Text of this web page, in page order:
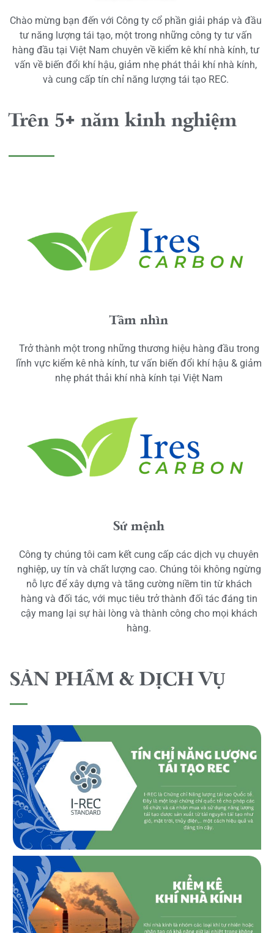
Chào mừng bạn đến với Công ty cổ phần giải pháp và đầu
tư năng lượng tái tạo, một trong những công ty tư vấn
hàng đầu tại Việt Nam chuyên về kiểm kê khí nhà kính, tư
vấn về biến đổi khí hậu, giảm nhẹ phát thải khí nhà kính,
và cung cấp tín chỉ năng lượng tái tạo REC.
Trên 5+ năm kinh nghiệm
Tầm nhìn
Trở thành một trong những thương hiệu hàng đầu trong
lĩnh vực kiểm kê nhà kính, tư vấn biến đổi khí hậu & giảm
nhẹ phát thải khí nhà kính tại Việt Nam
Sứ mệnh
Công ty chúng tôi cam kết cung cấp các dịch vụ chuyên
nghiệp, uy tín và chất lượng cao. Chúng tôi không ngừng
nỗ lực để xây dựng và tăng cường niềm tin từ khách
hàng và đối tác, với mục tiêu trở thành đối tác đáng tin
cậy mang lại sự hài lòng và thành công cho mọi khách
hàng.
SẢN PHẨM & DỊCH VỤ